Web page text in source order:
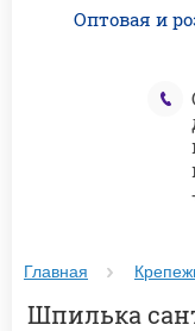
Оптовая и
Главная
Шпилька